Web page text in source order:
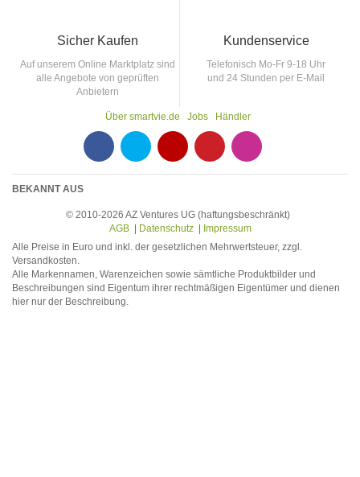
Sicher Kaufen
Auf unserem Online Marktplatz sind
alle Angebote von geprüften
Anbietern
Kundenservice
Telefonisch Mo-Fr 9-18 Uhr
und 24 Stunden per E-Mail
Über smartvie.de Jobs Händler
BEKANNT AUS
© 2010-2026 AZ Ventures UG (haftungsbeschränkt)
AGB| Datenschutz|
Impressum
Alle Preise in Euro und inkl. der gesetzlichen Mehrwertsteuer, zzgl.
Versandkosten.
Alle Markennamen, Warenzeichen sowie sämtliche Produktbilder und
Beschreibungen sind Eigentum ihrer rechtmäßigen Eigentümer und dienen
hier nur der Beschreibung.